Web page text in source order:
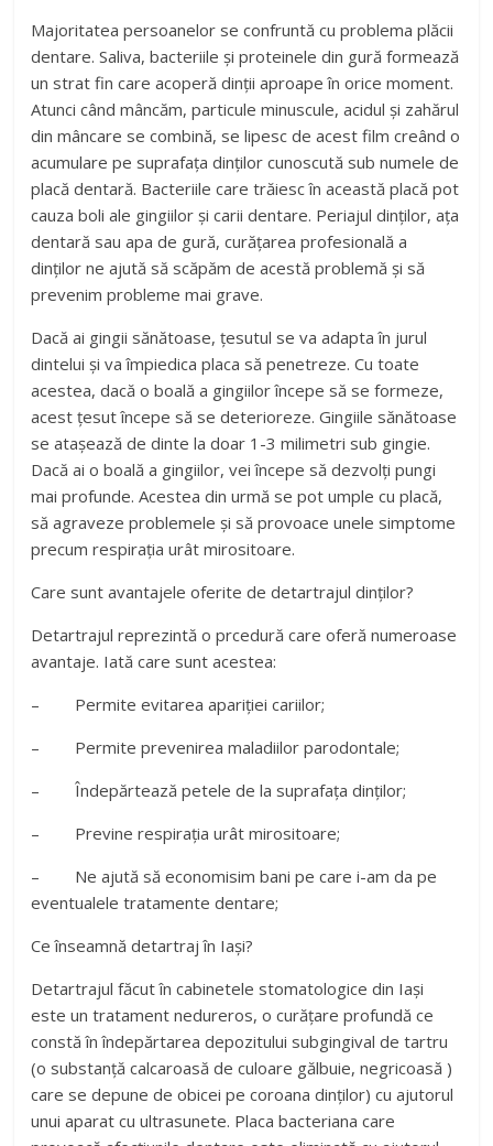
Majoritatea persoanelor se confruntă cu problema plăcii
dentare. Saliva, bacteriile și proteinele din gură formează
un strat fin care acoperă dinții aproape în orice moment.
Atunci când mâncăm, particule minuscule, acidul și zahărul
din mâncare se combină, se lipesc de acest film creând o
acumulare pe suprafața dinților cunoscută sub numele de
placă dentară. Bacteriile care trăiesc în această placă pot
cauza boli ale gingiilor și carii dentare. Periajul dinților, ața
dentară sau apa de gură, curățarea profesională a
dinților ne ajută să scăpăm de acestă problemă și să
prevenim probleme mai grave.
Dacă ai gingii sănătoase, țesutul se va adapta în jurul
dintelui și va împiedica placa să penetreze. Cu toate
acestea, dacă o boală a gingiilor începe să se formeze,
acest țesut începe să se deterioreze. Gingiile sănătoase
se atașează de dinte la doar 1-3 milimetri sub gingie.
Dacă ai o boală a gingiilor, vei începe să dezvolți pungi
mai profunde. Acestea din urmă se pot umple cu placă,
să agraveze problemele și să provoace unele simptome
precum respirația urât mirositoare.
Care sunt avantajele oferite de detartrajul dinților?
Detartrajul reprezintă o prcedură care oferă numeroase
avantaje. Iată care sunt acestea:
–
Permite evitarea apariției cariilor;
–
Permite prevenirea maladiilor parodontale;
–
Îndepărtează petele de la suprafața dinților;
–
Previne respirația urât mirositoare;
–
Ne ajută să economisim bani pe care i-am da pe
eventualele tratamente dentare;
Ce înseamnă detartraj în Iași?
Detartrajul făcut în cabinetele stomatologice din Iași
este un tratament nedureros, o curățare profundă ce
constă în îndepărtarea depozitului subgingival de tartru
(o substanță calcaroasă de culoare gălbuie, negricoasă )
care se depune de obicei pe coroana dinților) cu ajutorul
unui aparat cu ultrasunete. Placa bacteriana care